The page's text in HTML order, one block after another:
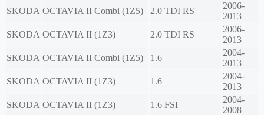
SKODA OCTAVIA II Combi (1Z5) 2.0 TDI RS
2006-
2013
SKODA OCTAVIA II (1Z3) 2.0 TDI RS
2006-
2013
SKODA OCTAVIA II Combi (1Z5) 1.6
2004-
2013
SKODA OCTAVIA II (1Z3) 1.6
2004-
2013
SKODA OCTAVIA II (1Z3) 1.6 FSI
2004-
2008